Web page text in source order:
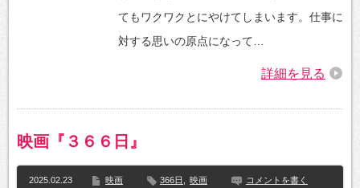
てもワクワクとにやけてしまいます。仕事に
対する思いの原点になって…
詳細を見る
映画『３６６日』
2025.02.23 映画 366日 映画 コメントを書く